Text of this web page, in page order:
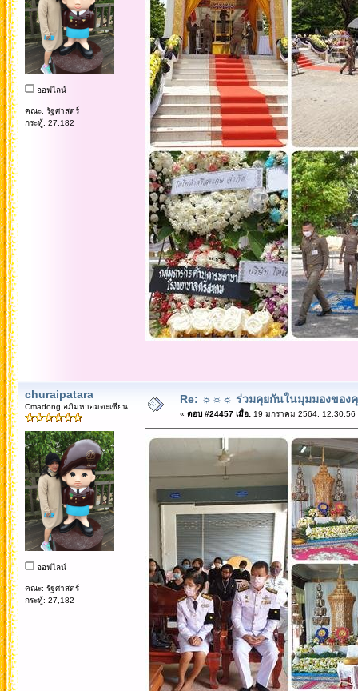
ออฟไลน์
คณะ: รัฐศาสตร์
กระทู้: 27,182
churaipatara
Cmadong อภิมหาอมตะเซียน
ออฟไลน์
คณะ: รัฐศาสตร์
กระทู้: 27,182
Re: ☼☼☼ ร่วมคุยกันในมุมมองของ
« ตอบ #24457 เมื่อ:19 มกราคม 2564, 12:30:56